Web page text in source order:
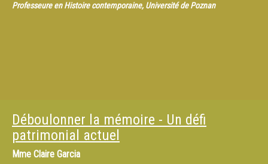
Professeure en Histoire contemporaine, Université de Poznan
Déboulonner la mémoire - Un défi
patrimonial actuel
Mme Claire Garcia